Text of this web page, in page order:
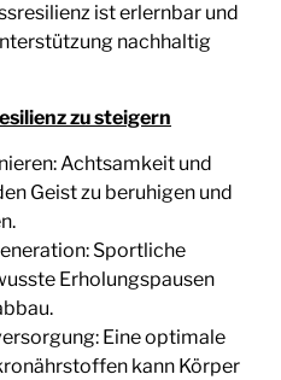
ist erlernbar und
nachhaltig
zu steigern
Achtsamkeit und
Geist zu beruhigen und
Sportliche
Erholungspausen
Eine optimale
kann Körper